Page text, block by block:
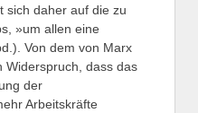
sich daher auf die zu
»um allen eine
Von dem von Marx
Widerspruch, dass das
der
Arbeitskräfte